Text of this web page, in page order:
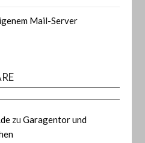
Mail-Server
zuGaragentor und